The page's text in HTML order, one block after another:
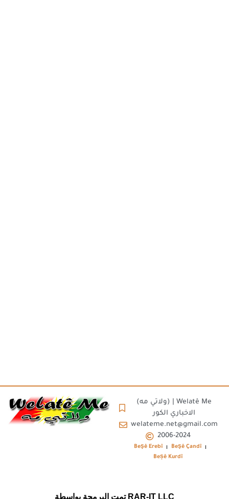
(ولاتي مه) | Welatê Me
الاخباري الكور
welateme.net@gmail.com
2006-2024
Beşê Erebî
Beşê Çandî
Beșê Kurdî
تمت البرمجة بواسطة RAR-IT LLC